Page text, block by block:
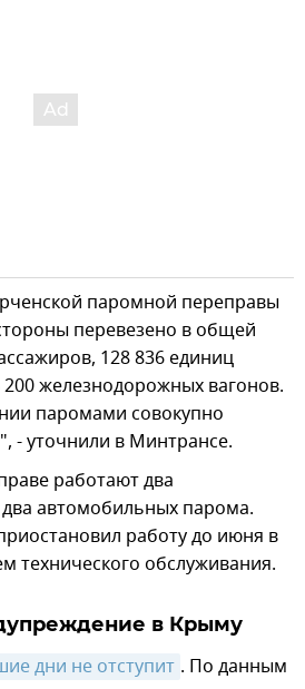
паромной переправы
перевезено в общей
128 836 единиц
железнодорожных вагонов.
паромами совокупно
- уточнили в Минтрансе.
работают два
автомобильных парома.
работу до июня в
технического обслуживания.
в Крыму
дни не отступит . По данным